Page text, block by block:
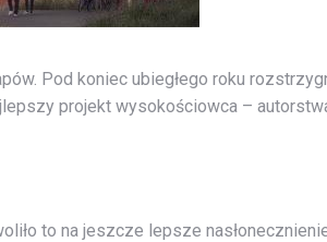
Pod koniec ubiegłego roku
projekt wysokościowca –
to na jeszcze lepsze